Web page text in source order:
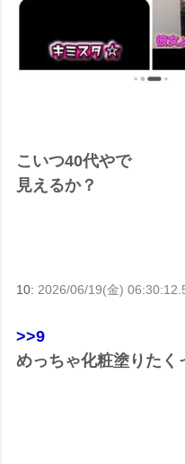
こいつ40代やで
見えるか？
10:2026/06/19(金)
>>9
めっちゃ化粧塗りたく